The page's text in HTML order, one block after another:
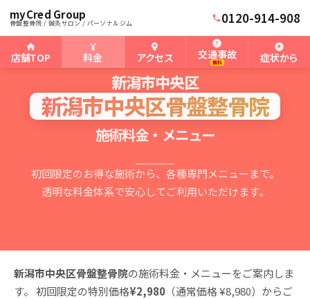
myCred Group
骨盤整骨院 / 鍼灸サロン / パーソナルジム 0120-914-908
店舗TOP 料金 アクセス 交通事故
無料 症状から
PRICING & MENU
新潟市中央区
新潟市中央区骨盤整骨院
施術料金・メニュー
初回限定のお得な施術から、各種専門メニューまで。
透明な料金体系で安心してご利用いただけます。
新潟市中央区骨盤整骨院の施術料金・メニューをご案内しま
す。 初回限定の特別価格¥2,980 （通常価格 ¥8,980）からご